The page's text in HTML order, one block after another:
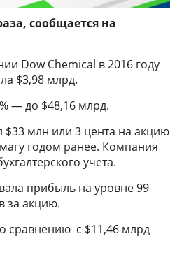
сообщается на
Dow Chemical в 2016 году
$3,98 млрд.
— до $48,16 млрд.
$33 млн или 3 цента на акцию
годом ранее. Компания
учета.
прибыль на уровне 99
за акцию.
сравнению с $11,46 млрд